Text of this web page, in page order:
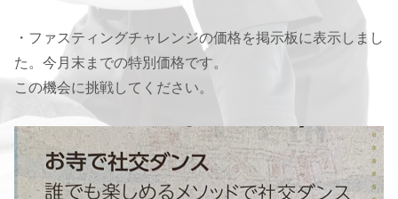
・ファスティングチャレンジの価格を掲示板に表示しまし
た。今月末までの特別価格です。
この機会に挑戦してください。